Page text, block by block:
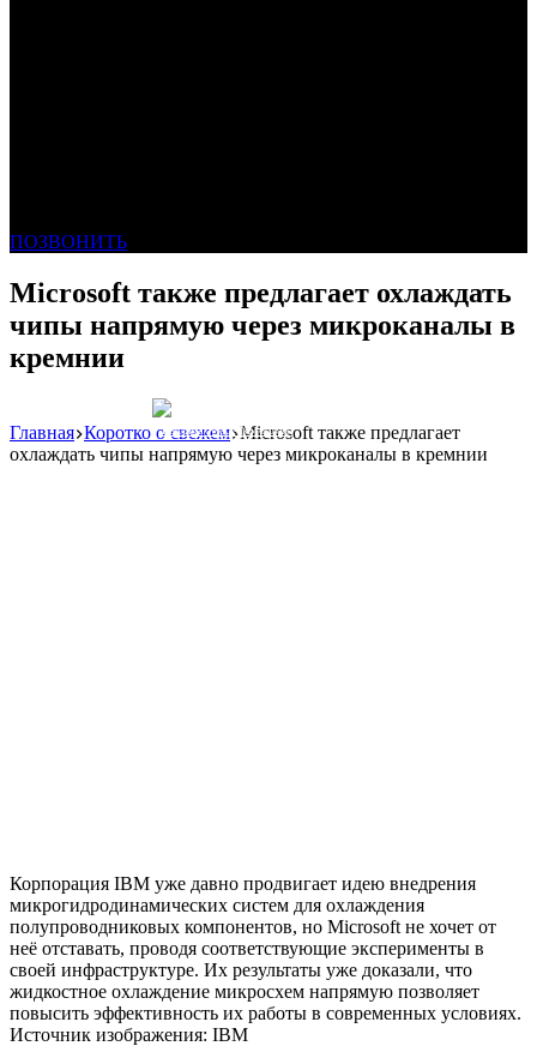
ПОЗВОНИТЬ
Microsoft также предлагает охлаждать
чипы напрямую через микроканалы в
кремнии
Реклама: WeLANS облако
Главная Коротко о свежем Microsoft также предлагает
охлаждать чипы напрямую через микроканалы в кремнии
Корпорация IBM уже давно продвигает идею внедрения
микрогидродинамических систем для охлаждения
полупроводниковых компонентов, но Microsoft не хочет от
неё отставать, проводя соответствующие эксперименты в
своей инфраструктуре. Их результаты уже доказали, что
жидкостное охлаждение микросхем напрямую позволяет
повысить эффективность их работы в современных условиях.
Источник изображения: IBM